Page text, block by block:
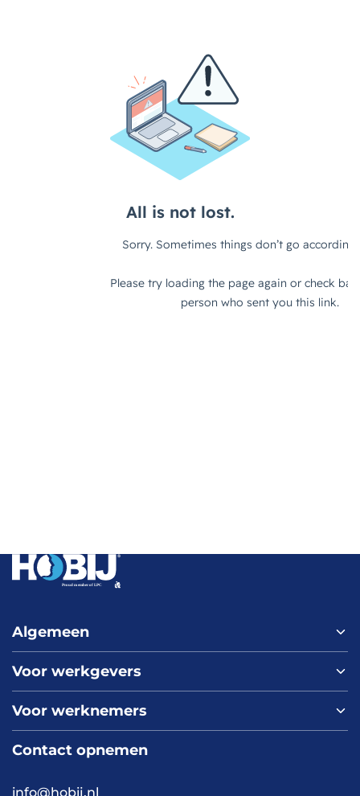
Algemeen
Home
Over ons
Werken bij HOBIJ
Contact
Voor werkgevers
Nieuws
Blog
Academy
Voor werknemers
Vacaturepagina
Contact opnemen
info@hobij.nl